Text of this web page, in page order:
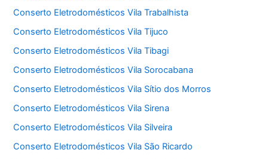
Conserto Eletrodomésticos Vila Trabalhista
Conserto Eletrodomésticos Vila Tijuco
Conserto Eletrodomésticos Vila Tibagi
Conserto Eletrodomésticos Vila Sorocabana
Conserto Eletrodomésticos Vila Sítio dos Morros
Conserto Eletrodomésticos Vila Sirena
Conserto Eletrodomésticos Vila Silveira
Conserto Eletrodomésticos Vila São Ricardo